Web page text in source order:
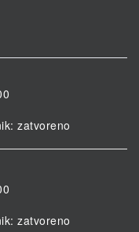
zatvoreno
zatvoreno